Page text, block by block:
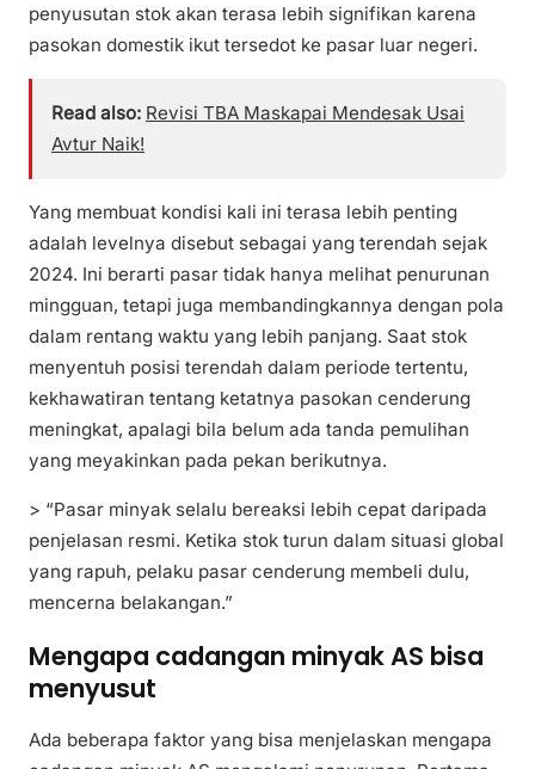
penyusutan stok akan terasa lebih signifikan karena
pasokan domestik ikut tersedot ke pasar luar negeri.
Read also: Revisi TBA Maskapai Mendesak Usai
Avtur Naik!
Yang membuat kondisi kali ini terasa lebih penting
adalah levelnya disebut sebagai yang terendah sejak
2024. Ini berarti pasar tidak hanya melihat penurunan
mingguan, tetapi juga membandingkannya dengan pola
dalam rentang waktu yang lebih panjang. Saat stok
menyentuh posisi terendah dalam periode tertentu,
kekhawatiran tentang ketatnya pasokan cenderung
meningkat, apalagi bila belum ada tanda pemulihan
yang meyakinkan pada pekan berikutnya.
> “Pasar minyak selalu bereaksi lebih cepat daripada
penjelasan resmi. Ketika stok turun dalam situasi global
yang rapuh, pelaku pasar cenderung membeli dulu,
mencerna belakangan.”
Mengapa cadangan minyak AS bisa
menyusut
Ada beberapa faktor yang bisa menjelaskan mengapa